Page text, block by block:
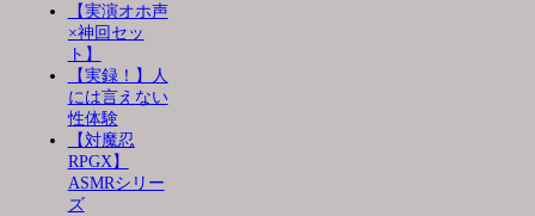
【実演オホ声
×神回セッ
ト】
【実録！】人
には言えない
性体験
【対魔忍
RPGX】
ASMRシリー
ズ